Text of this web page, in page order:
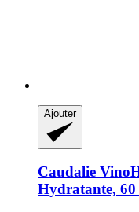
Ajouter
Caudalie
Hydratante,